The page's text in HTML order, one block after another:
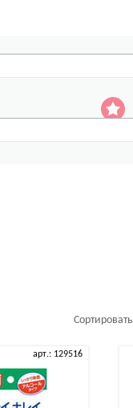
Сортировать
арт.: 129516